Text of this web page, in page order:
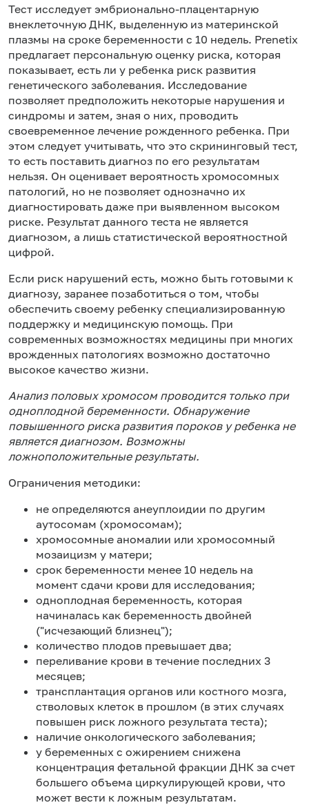
Тест исследует эмбрионально-плацентарную
внеклеточную ДНК, выделенную из материнской
плазмы на сроке беременности с 10 недель. Prenetix
предлагает персональную оценку риска, которая
показывает, есть ли у ребенка риск развития
генетического заболевания. Исследование
позволяет предположить некоторые нарушения и
синдромы и затем, зная о них, проводить
своевременное лечение рожденного ребенка. При
этом следует учитывать, что это скрининговый тест,
то есть поставить диагноз по его результатам
нельзя. Он оценивает вероятность хромосомных
патологий, но не позволяет однозначно их
диагностировать даже при выявленном высоком
риске. Результат данного теста не является
диагнозом, а лишь статистической вероятностной
цифрой.
Если риск нарушений есть, можно быть готовыми к
диагнозу, заранее позаботиться о том, чтобы
обеспечить своему ребенку специализированную
поддержку и медицинскую помощь. При
современных возможностях медицины при многих
врожденных патологиях возможно достаточно
высокое качество жизни.
Анализ половых хромосом проводится только при
одноплодной беременности. Обнаружение
повышенного риска развития пороков у ребенка не
является диагнозом. Возможны
ложноположительные результаты.
Ограничения методики:
не определяются анеуплоидии по другим
аутосомам (хромосомам);
хромосомные аномалии или хромосомный
мозаицизм у матери;
срок беременности менее 10 недель на
момент сдачи крови для исследования;
одноплодная беременность, которая
начиналась как беременность двойней
("исчезающий близнец");
количество плодов превышает два;
переливание крови в течение последних 3
месяцев;
трансплантация органов или костного мозга,
стволовых клеток в прошлом (в этих случаях
повышен риск ложного результата теста);
наличие онкологического заболевания;
у беременных с ожирением снижена
концентрация фетальной фракции ДНК за счет
большего объема циркулирующей крови, что
может вести к ложным результатам.